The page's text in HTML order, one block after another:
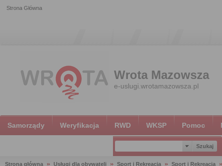
Strona Główna
Wrota Mazowsza
e-uslugi.wrotamazowsza.pl
Samorządy Weryfikacja RWD WKSP Pomoc
Strona główna Usługi dla obywateli Sport i Rekreacja Sport i Rekreacja